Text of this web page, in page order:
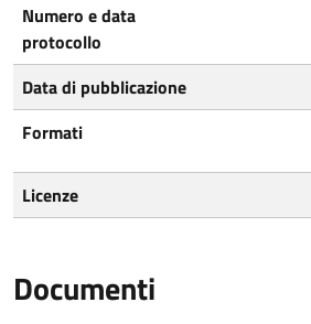
Numero e data
protocollo
Data di pubblicazione
Formati
Licenze
Documenti